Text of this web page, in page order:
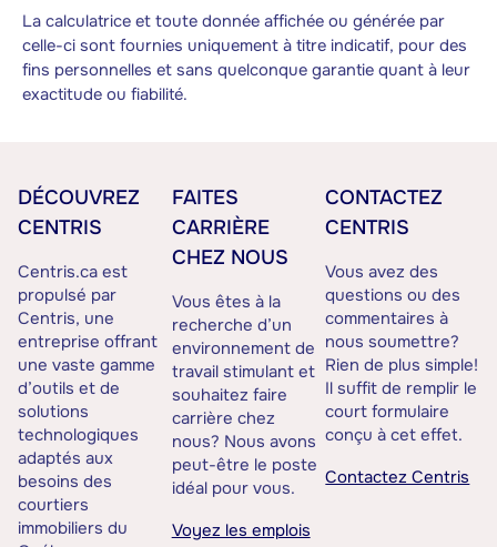
La calculatrice et toute donnée affichée ou générée par
celle-ci sont fournies uniquement à titre indicatif, pour des
fins personnelles et sans quelconque garantie quant à leur
exactitude ou fiabilité.
DÉCOUVREZ
CENTRIS
Centris.ca est
propulsé par
Centris, une
entreprise offrant
une vaste gamme
d’outils et de
solutions
technologiques
adaptés aux
besoins des
courtiers
immobiliers du
FAITES
CARRIÈRE
CHEZ NOUS
Vous êtes à la
recherche d’un
environnement de
travail stimulant et
souhaitez faire
carrière chez
nous? Nous avons
peut-être le poste
idéal pour vous.
Voyez les emplois
CONTACTEZ
CENTRIS
Vous avez des
questions ou des
commentaires à
nous soumettre?
Rien de plus simple!
Il suffit de remplir le
court formulaire
conçu à cet effet.
Contactez Centris